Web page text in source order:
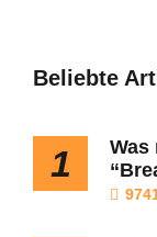
Beliebte
1
Was